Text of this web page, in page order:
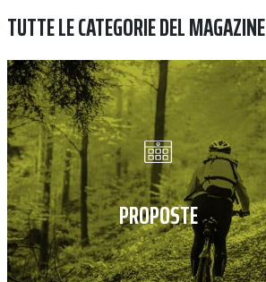
TUTTE LE CATEGORIE DEL MAGAZINE
PROPOSTE